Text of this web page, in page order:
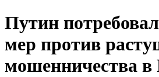
Путин
мер против
мошенничества в